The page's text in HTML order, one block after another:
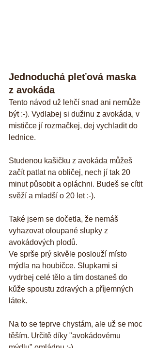
Jednoduchá pleťová maska
z avokáda
Tento návod už lehčí snad ani nemůže
být :-). Vydlabej si dužinu z avokáda, v
mističce jí rozmačkej, dej vychladit do
lednice.
Studenou kašičku z avokáda můžeš
začít patlat na obličej, nech jí tak 20
minut působit a opláchni. Budeš se cítit
svěží a mladší o 20 let :-).
Také jsem se dočetla, že nemáš
vyhazovat oloupané slupky z
avokádových plodů.
Ve sprše prý skvěle poslouží místo
mýdla na houbičce. Slupkami si
vydrbej celé tělo a tím dostaneš do
kůže spoustu zdravých a příjemných
látek.
Na to se teprve chystám, ale už se moc
těším. Určitě díky "avokádovému